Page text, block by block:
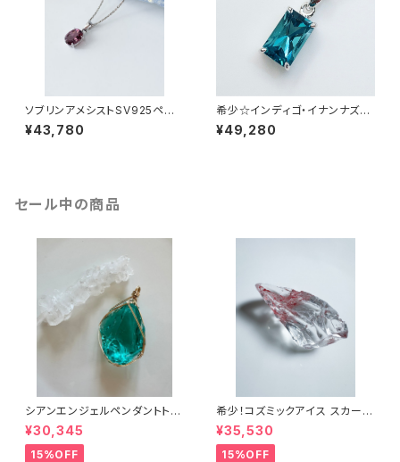
ソブリンアメシストSV925ペン
ダント SV925SVAM-SV1(アン
ダラクリスタル)
¥43,780
希少☆インディゴ・イナンナズウ
ィズダムSV925PININA-SV1
(アンダラクリスタル)
¥49,280
セール中の商品
シアンエンジェルペンダントトッ
プcyp-6
¥30,345
15%OFF
希少！コズミックアイス スカーレ
ットシフトICESC-2/シエラ産ア
ンダラクリスタル
¥35,530
15%OFF